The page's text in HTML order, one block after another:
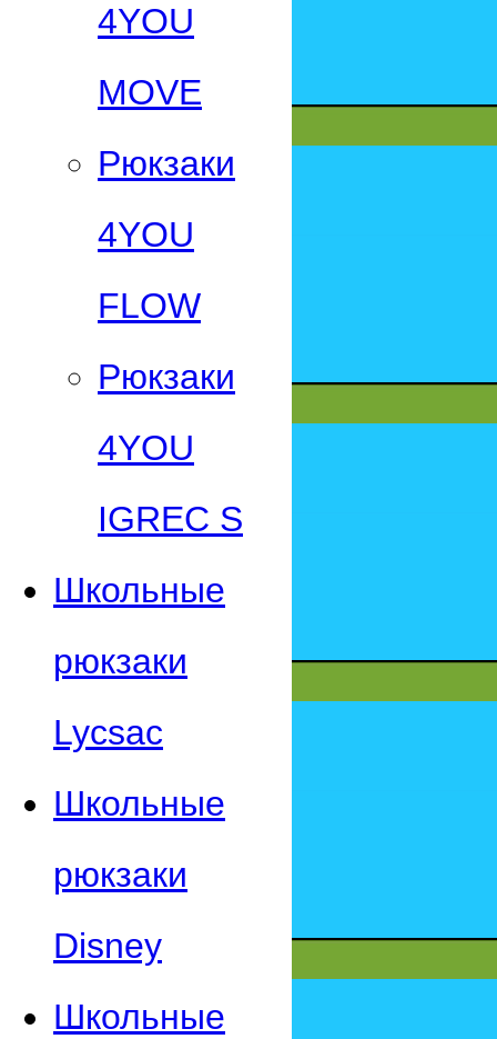
4YOU
MOVE
Рюкзаки
4YOU
FLOW
Рюкзаки
4YOU
IGREC S
Школьные
рюкзаки
Lycsac
Школьные
рюкзаки
Disney
Школьные